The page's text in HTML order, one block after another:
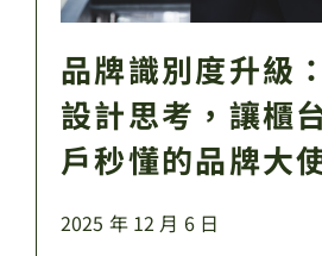
品牌識別度升級
設計思考，讓櫃
戶秒懂的品牌大
2025 年 12 月 6 日